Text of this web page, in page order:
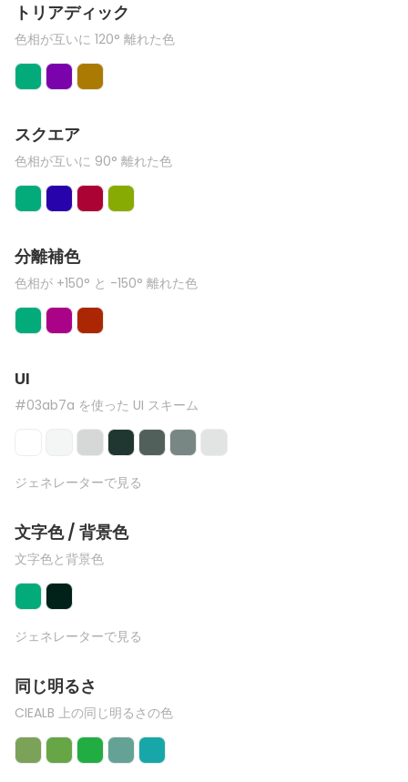
トリアディック
色相が互いに 120° 離れた色
スクエア
色相が互いに 90° 離れた色
分離補色
色相が +150° と -150° 離れた色
UI
#03ab7a を使った UI スキーム
ジェネレーターで見る
文字色 / 背景色
文字色と背景色
ジェネレーターで見る
同じ明るさ
CIEALB 上の同じ明るさの色